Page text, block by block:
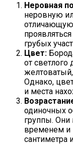
Неровная
неровную
грубых
Цвет:
от
Однако,
и места
одиночных
группы. Они
временем и
сантиметра